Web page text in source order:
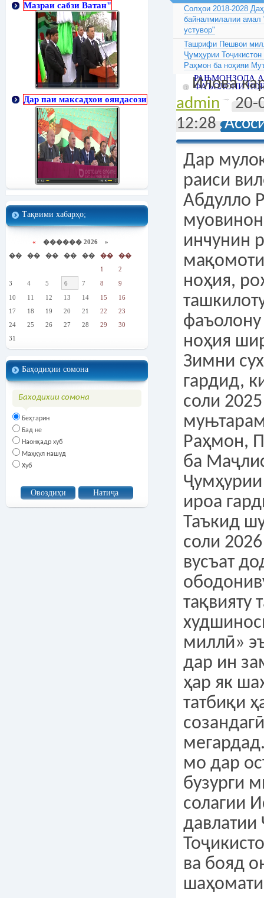
Мазраи сабзи Ватан"
Дар паи максадхои ояндасози
Тақвими хабарҳо;
« ������ 2026 »
��
�� �� �� �� ��
��
1
2
3
4 5 6 7 8
9
10
11 12 13 14 15
16
17
18 19 20 21 22
23
24
25 26 27 28 29
30
31
Баҳодиҳии сомона
Баходихии сомона
Беҳтарин
Бад не
Наонқадр хуб
Маҳқул нашуд
Хуб
Солҳои 2018-2028
байналмилалии
устувор"
Ташрифи Пешвои
Ҷумҳурии
Раҳмон ба ноҳияи
РАЊМОНЗОДА
ФАЪОЛОНИ
Илова
admin
20-
12:28
Дар
раиси
Абдулло
инчунин
ноҳия,
ноҳия
Зимни
гардид,
соли
Раҳмон,
ба
ироа
Таъкид
соли
вусъат
тақвияту
миллӣ»
дар ин
ҳар як
татбиқи
мо дар
бузурги
солагии
ва бояд
шаҳомати